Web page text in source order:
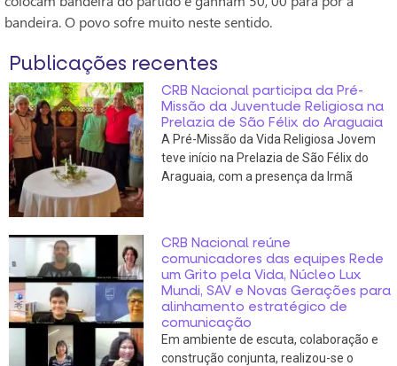
bandeira. O povo sofre muito neste sentido.
Publicações recentes
CRB Nacional participa da Pré-
Missão da Juventude Religiosa na
Prelazia de São Félix do Araguaia
A Pré-Missão da Vida Religiosa Jovem
teve início na Prelazia de São Félix do
Araguaia, com a presença da Irmã
CRB Nacional reúne
comunicadores das equipes Rede
um Grito pela Vida, Núcleo Lux
Mundi, SAV e Novas Gerações para
alinhamento estratégico de
comunicação
Em ambiente de escuta, colaboração e
construção conjunta, realizou-se o